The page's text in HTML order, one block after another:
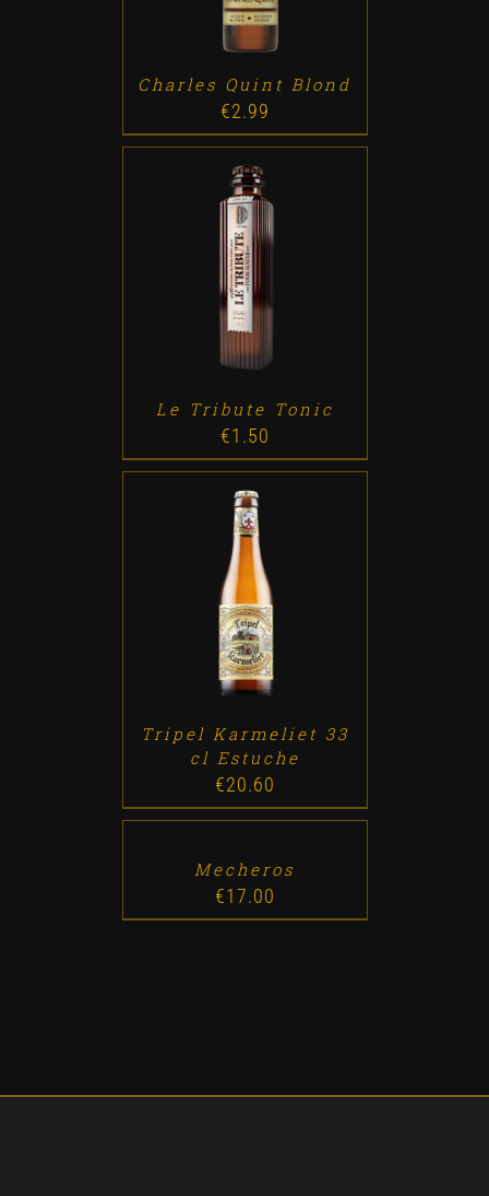
Charles Quint Blond
€2.99
ADD TO CART /
Le Tribute Tonic
€1.50
ADD TO CART /
Tripel Karmeliet 33
cl Estuche
€20.60
TO
CART
Mecheros
€17.00